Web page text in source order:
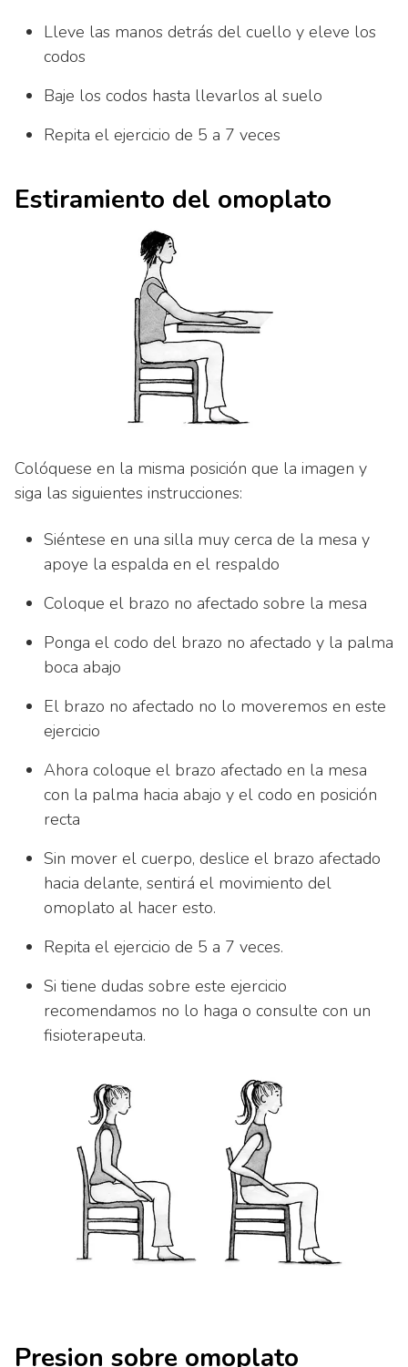
Lleve las manos detrás del cuello y eleve los
codos
Baje los codos hasta llevarlos al suelo
Repita el ejercicio de 5 a 7 veces
Estiramiento del omoplato
Colóquese en la misma posición que la imagen y
siga las siguientes instrucciones:
Siéntese en una silla muy cerca de la mesa y
apoye la espalda en el respaldo
Coloque el brazo no afectado sobre la mesa
Ponga el codo del brazo no afectado y la palma
boca abajo
El brazo no afectado no lo moveremos en este
ejercicio
Ahora coloque el brazo afectado en la mesa
con la palma hacia abajo y el codo en posición
recta
Sin mover el cuerpo, deslice el brazo afectado
hacia delante, sentirá el movimiento del
omoplato al hacer esto.
Repita el ejercicio de 5 a 7 veces.
Si tiene dudas sobre este ejercicio
recomendamos no lo haga o consulte con un
fisioterapeuta.
Presion sobre omoplato